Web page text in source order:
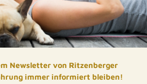
Newsletter von Ritzenberger
immer informiert bleiben!